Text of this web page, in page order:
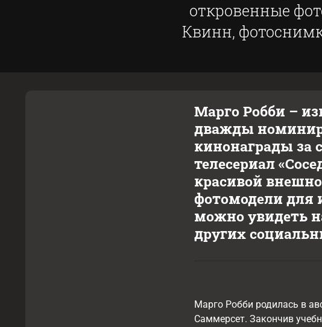
откровенные
Квинн,
Марго Робби –
дважды
кинонаграды за
телесериал
красивой
фотомодели для
можно увидеть
других
Марго Робби родилась в
Саммерсет. Закончив